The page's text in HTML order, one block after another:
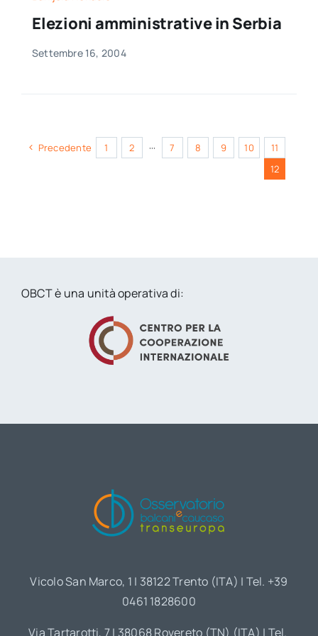
Newsletter
Elezioni amministrative in Serbia
Settembre 16, 2004
Precedente 1 2 ··· 7 8 9 10
11
12
OBCT è una unità operativa di:
Vicolo San Marco, 1 | 38122 Trento (ITA) | Tel. +39
0461 1828600
Via Tartarotti, 7 | 38068 Rovereto (TN) (ITA) | Tel.